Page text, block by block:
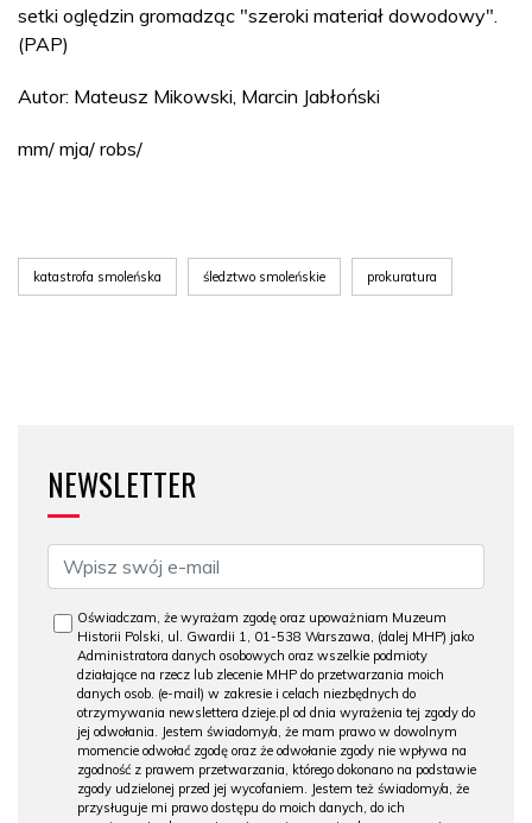
setki oględzin gromadząc "szeroki materiał dowodowy".
(PAP)
Autor: Mateusz Mikowski, Marcin Jabłoński
mm/ mja/ robs/
katastrofa smoleńska śledztwo smoleńskie prokuratura
NEWSLETTER
Oświadczam, że wyrażam zgodę oraz upoważniam Muzeum
Historii Polski, ul. Gwardii 1, 01-538 Warszawa, (dalej MHP) jako
Administratora danych osobowych oraz wszelkie podmioty
działające na rzecz lub zlecenie MHP do przetwarzania moich
danych osob. (e-mail) w zakresie i celach niezbędnych do
otrzymywania newslettera dzieje.pl od dnia wyrażenia tej zgody do
jej odwołania. Jestem świadomy/a, że mam prawo w dowolnym
momencie odwołać zgodę oraz że odwołanie zgody nie wpływa na
zgodność z prawem przetwarzania, którego dokonano na podstawie
zgody udzielonej przed jej wycofaniem. Jestem też świadomy/a, że
przysługuje mi prawo dostępu do moich danych, do ich